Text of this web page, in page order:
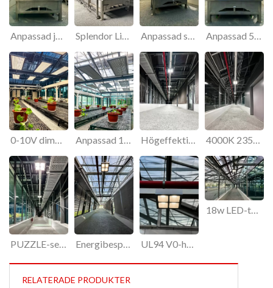
Anpassad justerbar LED-belysning i rostfritt stål för växthus Splendor Lightinganpassad flexibel 1-10v dimbar auto on off LED-växelampa Anpassad steglös justerbar 1-10v dimbar 500w LED växthusbelysning Anpassad 550w LED-växthusbelysning med hjul för forskningsmiljö
0-10V dimbar 500w LED-växthusbelysning för glasväxthusprojekt Anpassad 1000µmol/M2/S dimbar 500w växthuslampa med hög värmeavledning Högeffektiv 18w kvadratisk kontorsbelysning med låg UGR16.5 och 4 celler 4000K 2350lm ytmonterad högeffektiv takbelysning med lameller
PUZZLE-serien 30 cm fyrkantiga taklampor med låg UGR16,5 och hög prestanda Energibesparande taklampa för inomhusbruk 18w 30cm kvadratisk 2350lm lumenflöde UL94 V0-hölje 9w 13w 18w takbelysning för exklusiva kontor
18w LED-takbelysning bländfri högeffektiv takbelysning för inomhusbruk
RELATERADE PRODUKTER